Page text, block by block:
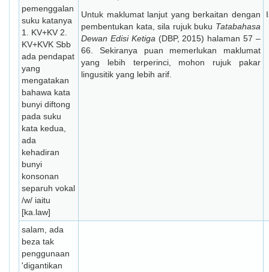
pemenggalan
suku katanya
1. KV+KV 2.
⁠KV+KVK Sbb
ada pendapat
yang
mengatakan
bahawa kata
bunyi diftong
pada suku
kata kedua,
ada
kehadiran
bunyi
konsonan
separuh vokal
/w/ iaitu
[ka.law]
Untuk maklumat lanjut yang berkaitan dengan
pembentukan kata, sila rujuk buku Tatabahasa
Dewan Edisi Ketiga (DBP, 2015) halaman 57 –
66. Sekiranya puan memerlukan maklumat
yang lebih terperinci, mohon rujuk pakar
lingusitik yang lebih arif.
salam, ada
beza tak
penggunaan
'digantikan